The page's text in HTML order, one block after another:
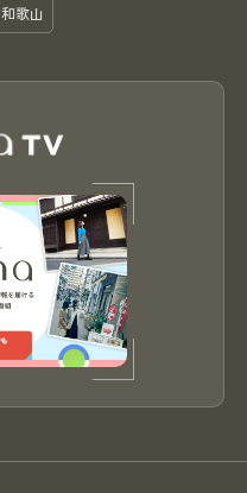
和歌山